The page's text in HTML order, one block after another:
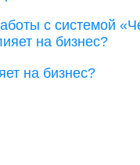
с системой
на бизнес?